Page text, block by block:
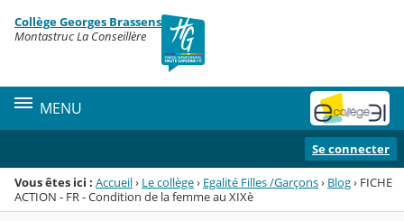
Menu de la rubrique
Contenu
Collège Georges Brassens
Montastruc La Conseillère
MENU
Se connecter
Vous êtes ici : Accueil› Le collège› Egalité Filles /Garçons› Blog› FICHE
ACTION - FR - Condition de la femme au XIXè